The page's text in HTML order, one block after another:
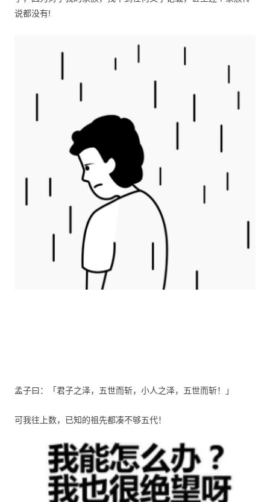
说都没有!
孟子曰：「君子之泽，五世而斩，小人之泽，五世而斩！」
可我往上数，已知的祖先都凑不够五代！